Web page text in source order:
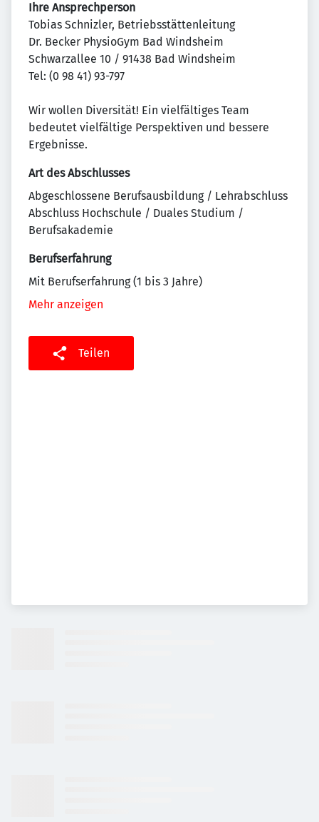
Ihre Ansprechperson
Tobias Schnizler, Betriebsstättenleitung
Dr. Becker PhysioGym Bad Windsheim
Schwarzallee 10 / 91438 Bad Windsheim
Tel: (0 98 41) 93-797
Wir wollen Diversität! Ein vielfältiges Team
bedeutet vielfältige Perspektiven und bessere
Ergebnisse.
Art des Abschlusses
Abgeschlossene Berufsausbildung / Lehrabschluss
Abschluss Hochschule / Duales Studium /
Berufsakademie
Berufserfahrung
Mit Berufserfahrung (1 bis 3 Jahre)
Mehr anzeigen
Teilen